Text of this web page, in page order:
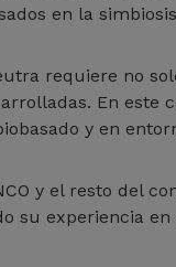
en la
requiere no
En este
y en
y el resto del
su experiencia